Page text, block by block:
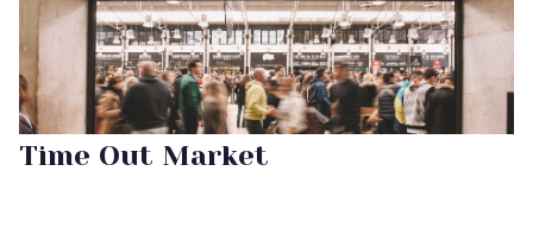
Time Out Market